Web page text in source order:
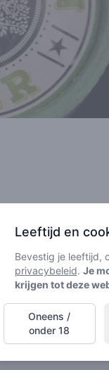
Vrienden
Roller
Leeftijd en
Bevestig je leeftijd,
privacybeleid. Je
krijgen tot deze
Oneens /
onder 18